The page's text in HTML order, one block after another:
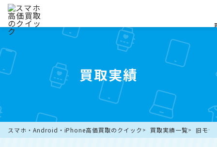
買取実績
スマホ・Android・iPhone高価買取のクイック 買取実績一覧 旧モ